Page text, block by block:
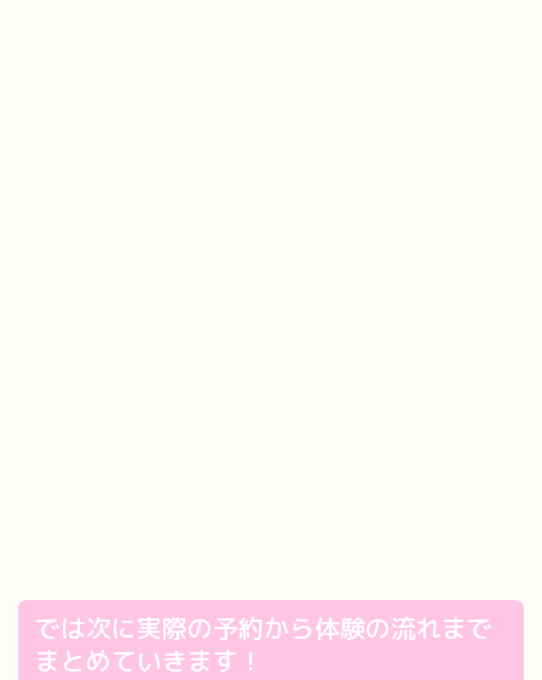
では次に実際の予約から体験の流れまで
まとめていきます！